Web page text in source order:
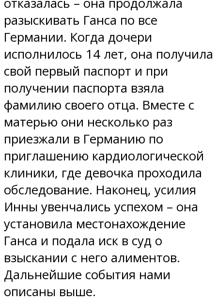
разыскивать Ганса по все
Германии. Когда дочери
исполнилось 14 лет, она получила
свой первый паспорт и при
получении паспорта взяла
фамилию своего отца. Вместе с
матерью они несколько раз
приезжали в Германию по
приглашению кардиологической
клиники, где девочка проходила
обследование. Наконец, усилия
Инны увенчались успехом – она
установила местонахождение
Ганса и подала иск в суд о
взыскании с него алиментов.
Дальнейшие события нами
описаны выше.